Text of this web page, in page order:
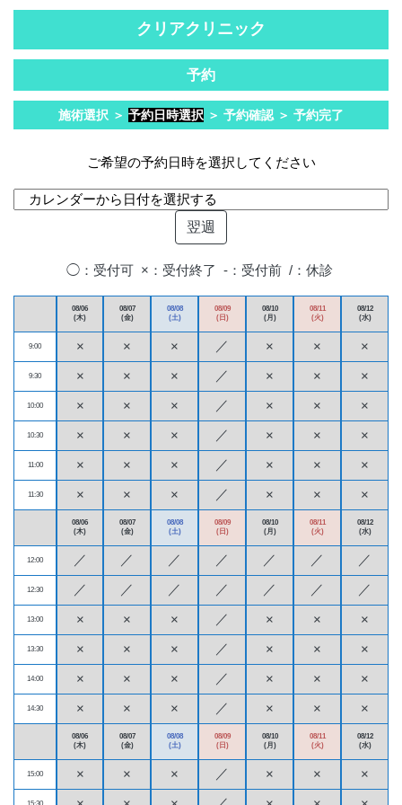
クリアクリニック
予約
施術選択 ＞ 予約日時選択 ＞ 予約確認 ＞ 予約完了
ご希望の予約日時を選択してください
翌週
◯：受付可 ×：受付終了 -：受付前 /：休診
9:00
9:30
10:00
10:30
11:00
11:30
12:00
12:30
13:00
13:30
14:00
14:30
15:00
08/06
(木)
×
×
×
×
×
×
08/06
(木)
／
／
×
×
×
×
08/06
(木)
×
08/07
(金)
×
×
×
×
×
×
08/07
(金)
／
／
×
×
×
×
08/07
(金)
×
08/08
(土)
×
×
×
×
×
×
08/08
(土)
／
／
×
×
×
×
08/08
(土)
×
08/09
(日)
／
／
／
／
／
／
08/09
(日)
／
／
／
／
／
／
08/09
(日)
／
08/10
(月)
×
×
×
×
×
×
08/10
(月)
／
／
×
×
×
×
08/10
(月)
×
08/11
(火)
×
×
×
×
×
×
08/11
(火)
／
／
×
×
×
×
08/11
(火)
×
08/12
(水)
×
×
×
×
×
×
08/12
(水)
／
／
×
×
×
×
08/12
(水)
×